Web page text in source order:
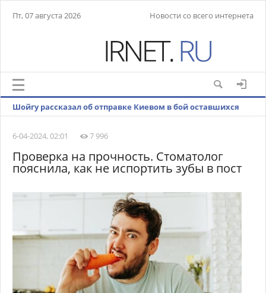
Пт, 07 августа 2026 Новости со всего интернета
Шойгу рассказал об отправке Киевом в бой оставшихся
6-04-2024, 02:01
7 996
Проверка на прочность. Стоматолог
пояснила, как не испортить зубы в пост